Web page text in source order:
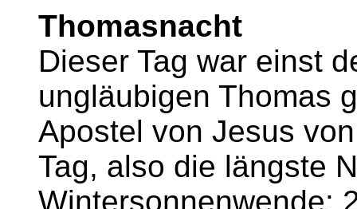
Thomasnacht
Dieser Tag war einst
ungläubigen Thomas
Apostel von Jesus
Tag, also die längste
Wintersonnenwende: